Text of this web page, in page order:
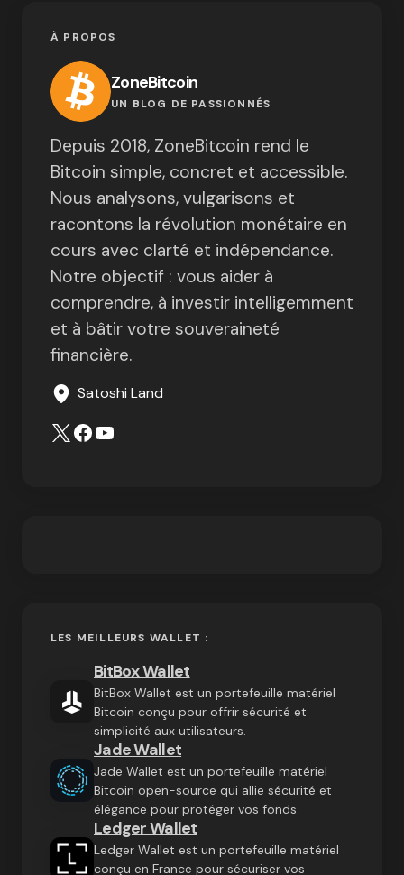
À PROPOS
ZoneBitcoin
UN BLOG DE PASSIONNÉS
Depuis 2018, ZoneBitcoin rend le
Bitcoin simple, concret et accessible.
Nous analysons, vulgarisons et
racontons la révolution monétaire en
cours avec clarté et indépendance.
Notre objectif : vous aider à
comprendre, à investir intelligemment
et à bâtir votre souveraineté
financière.
Satoshi Land
LES MEILLEURS WALLET :
BitBox Wallet
BitBox Wallet est un portefeuille matériel
Bitcoin conçu pour offrir sécurité et
simplicité aux utilisateurs.
Jade Wallet
Jade Wallet est un portefeuille matériel
Bitcoin open-source qui allie sécurité et
élégance pour protéger vos fonds.
Ledger Wallet
Ledger Wallet est un portefeuille matériel
conçu en France pour sécuriser vos